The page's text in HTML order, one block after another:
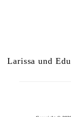
Larissa und